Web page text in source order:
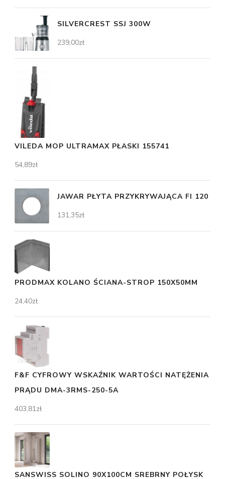
SILVERCREST SSJ 300W
239,00zł
VILEDA MOP ULTRAMAX PŁASKI 155741
54,89zł
JAWAR PŁYTA PRZYKRYWAJĄCA FI 120
131,35zł
PRODMAX KOLANO ŚCIANA-STROP 150X50MM
24,40zł
F&F CYFROWY WSKAŹNIK WARTOŚCI NATĘŻENIA
PRĄDU DMA-3RMS-250-5A
403,81zł
SANSWISS SOLINO 90X100CM SREBRNY POŁYSK